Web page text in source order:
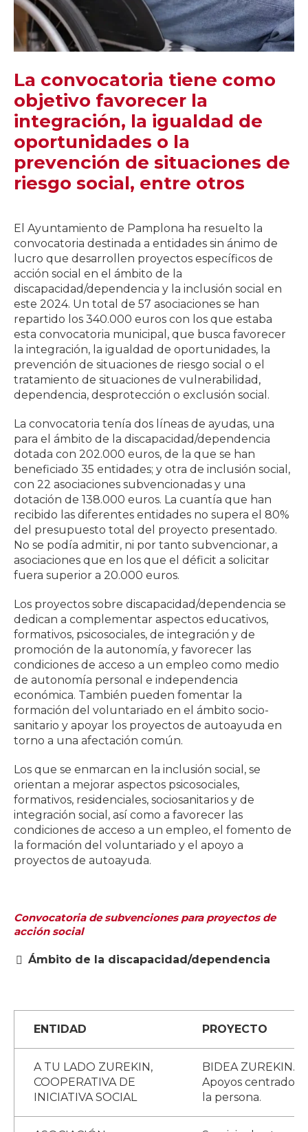
La convocatoria tiene como
objetivo favorecer la
integración, la igualdad de
oportunidades o la
prevención de situaciones de
riesgo social, entre otros
El Ayuntamiento de Pamplona ha resuelto la
convocatoria destinada a entidades sin ánimo de
lucro que desarrollen proyectos específicos de
acción social en el ámbito de la
discapacidad/dependencia y la inclusión social en
este 2024. Un total de 57 asociaciones se han
repartido los 340.000 euros con los que estaba
esta convocatoria municipal, que busca favorecer
la integración, la igualdad de oportunidades, la
prevención de situaciones de riesgo social o el
tratamiento de situaciones de vulnerabilidad,
dependencia, desprotección o exclusión social.
La convocatoria tenía dos líneas de ayudas, una
para el ámbito de la discapacidad/dependencia
dotada con 202.000 euros, de la que se han
beneficiado 35 entidades; y otra de inclusión social,
con 22 asociaciones subvencionadas y una
dotación de 138.000 euros. La cuantía que han
recibido las diferentes entidades no supera el 80%
del presupuesto total del proyecto presentado.
No se podía admitir, ni por tanto subvencionar, a
asociaciones que en los que el déficit a solicitar
fuera superior a 20.000 euros.
Los proyectos sobre discapacidad/dependencia se
dedican a complementar aspectos educativos,
formativos, psicosociales, de integración y de
promoción de la autonomía, y favorecer las
condiciones de acceso a un empleo como medio
de autonomía personal e independencia
económica. También pueden fomentar la
formación del voluntariado en el ámbito socio-
sanitario y apoyar los proyectos de autoayuda en
torno a una afectación común.
Los que se enmarcan en la inclusión social, se
orientan a mejorar aspectos psicosociales,
formativos, residenciales, sociosanitarios y de
integración social, así como a favorecer las
condiciones de acceso a un empleo, el fomento de
la formación del voluntariado y el apoyo a
proyectos de autoayuda.
Convocatoria de subvenciones para proyectos de
acción social
Ámbito de la discapacidad/dependencia
ENTIDAD PROYECTO
A TU LADO ZUREKIN,
COOPERATIVA DE
INICIATIVA SOCIAL
BIDEA ZUREKIN.
Apoyos centrados
la persona.